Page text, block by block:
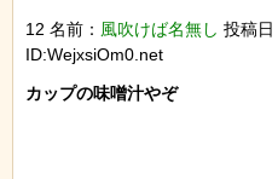
12 名前： 風吹けば名無し 投稿
ID:WejxsiOm0.net
カップの味噌汁やぞ